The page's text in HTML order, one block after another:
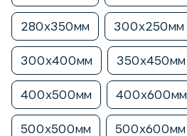
280х350мм 300х250мм
300х400мм 350х450мм
400х500мм 400х600мм
500х500мм 500х600мм